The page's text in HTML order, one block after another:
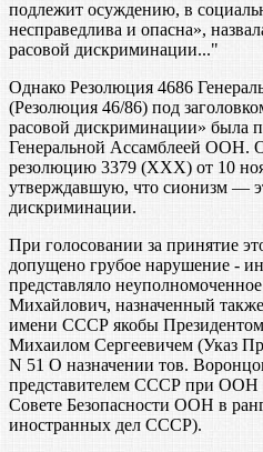
подлежит осуждению, в
несправедлива и опасна»,
расовой дискриминации..."
Однако Резолюция 4686
(Резолюция 46/86) под
расовой дискриминации» была
Генеральной Ассамблеей ООН.
резолюцию 3379 (ХХХ) от 10
утверждавшую, что сионизм —
дискриминации.
При голосовании за принятие
допущено грубое нарушение -
представляло
Михайлович, назначенный
имени СССР якобы
Михаилом Сергеевичем (Указ
N 51 О назначении тов.
представителем СССР при ООН
Совете Безопасности ООН в
иностранных дел СССР).